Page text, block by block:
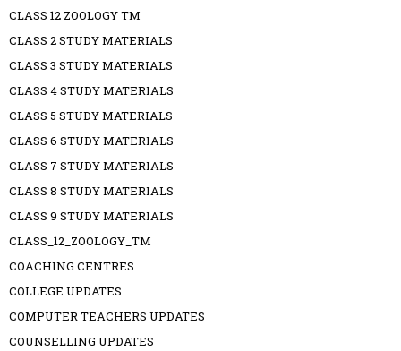
CLASS 12 ZOOLOGY TM
CLASS 2 STUDY MATERIALS
CLASS 3 STUDY MATERIALS
CLASS 4 STUDY MATERIALS
CLASS 5 STUDY MATERIALS
CLASS 6 STUDY MATERIALS
CLASS 7 STUDY MATERIALS
CLASS 8 STUDY MATERIALS
CLASS 9 STUDY MATERIALS
CLASS_12_ZOOLOGY_TM
COACHING CENTRES
COLLEGE UPDATES
COMPUTER TEACHERS UPDATES
COUNSELLING UPDATES